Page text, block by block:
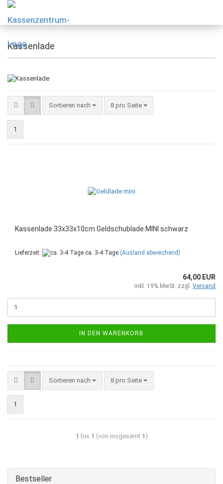
Kassenlade
Sortieren nach 8 pro Seite
1
Kassenlade 33x33x10cm Geldschublade MINI schwarz
Lieferzeit: ca. 3-4 Tage (Ausland abweichend)
64,00 EUR
inkl. 19% MwSt. zzgl. Versand
IN DEN WARENKORB
Sortieren nach 8 pro Seite
1
1 bis 1 (von insgesamt 1 )
Bestseller